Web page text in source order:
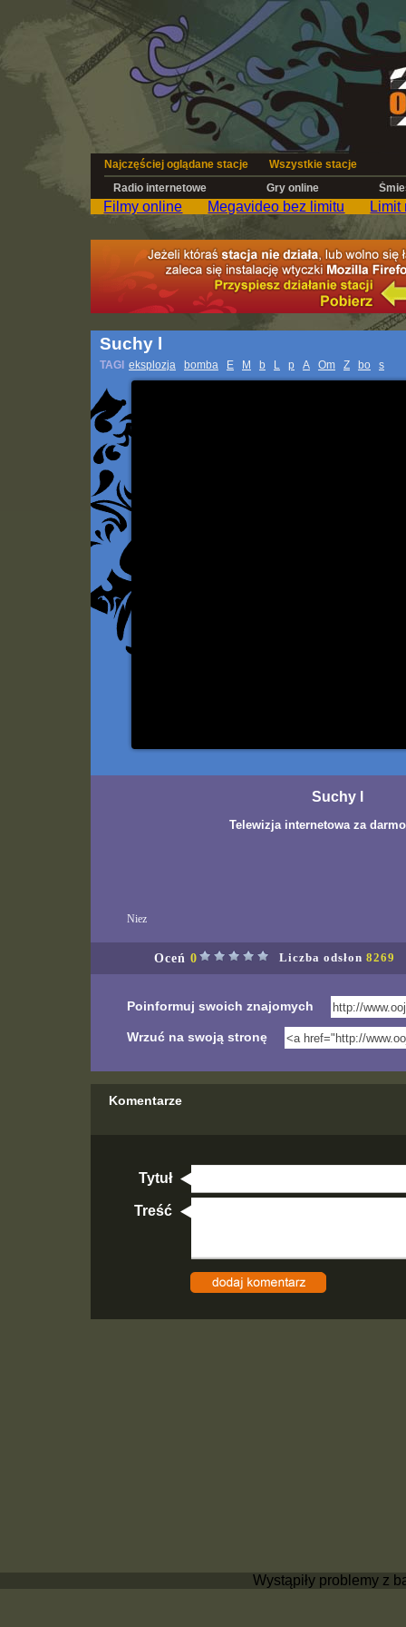
Najczęściej oglądane stacje
Wszystkie stacje
Radio internetowe
Gry online
Filmy online Megavideo bez limitu Limit
Suchy l
TAGI eksplozja bomba E M b L p A Om Z bo s
Suchy l
Telewizja internetowa za
Niez
Oceń 0 Liczba odsłon 8269
Poinformuj swoich znajomych
Wrzuć na swoją stronę
Komentarze
Tytuł
Treść
Wystąpiły problemy z